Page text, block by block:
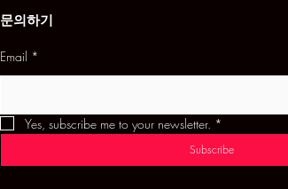
문의하기
Email *
Yes, subscribe me to your newsletter. *
Subscribe